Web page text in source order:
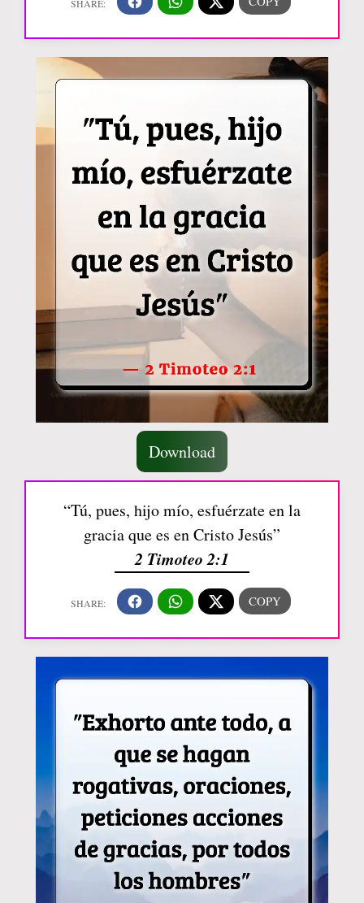
Download
“Tú, pues, hijo mío, esfuérzate en la
gracia que es en Cristo Jesús”
2 Timoteo 2:1